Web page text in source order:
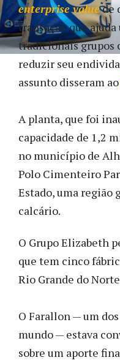
enterprise valuede
transação que ajuda
tradicionais grupos
reduzir seu
assunto disseram ao
A planta, que foi
capacidade de 1,2
no município de
Polo Cimenteiro
Estado, uma região
calcário.
O Grupo Elizabeth
que tem cinco
Rio Grande do
O Farallon — um
mundo — estava
sobre um aporte